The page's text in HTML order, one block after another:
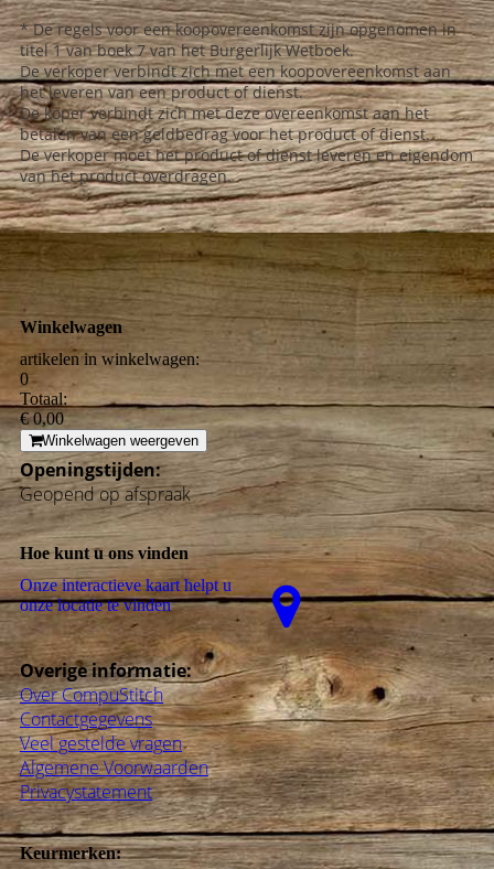
* De regels voor een koopovereenkomst zijn opgenomen in
titel 1 van boek 7 van het Burgerlijk Wetboek.
De verkoper verbindt zich met een koopovereenkomst aan
het leveren van een product of dienst.
De koper verbindt zich met deze overeenkomst aan het
betalen van een geldbedrag voor het product of dienst.
De verkoper moet het product of dienst leveren en eigendom
van het product overdragen.
Winkelwagen
artikelen in winkelwagen:
0
Totaal:
€ 0,00
Winkelwagen weergeven
Openingstijden:
Geopend op afspraak
Hoe kunt u ons vinden
Onze interactieve kaart helpt u
onze locatie te vinden
Overige informatie:
Over CompuStitch
Contactgegevens
Veel gestelde vragen
Algemene Voorwaarden
Privacystatement
Keurmerken: